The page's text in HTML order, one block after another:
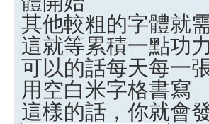
其他較粗的字體就
這就等累積一點功
可以的話每天每一
用空白米字格書寫
這樣的話，你就會